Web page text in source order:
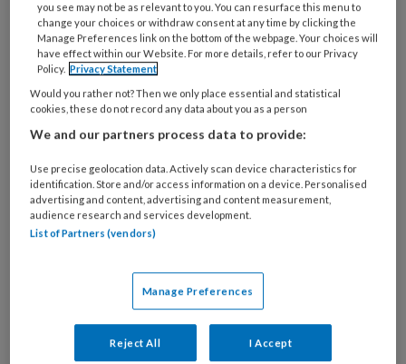
gaat de aandacht echter meestal uit naar
moeders; onderzoek naar vaders die als kind
zijn mishandeld, is schaars. Dit is zorgelijk,
aangezien vaders een steeds grotere rol
vervullen in de opvoeding en belangrijk zijn
voor zowel de ontwikkeling van hun kinderen
2025).
Om onderzoek te doen naar de relatie tussen
‘opvoedstress’ – de stress die gepaard gaat
met de taken en verantwoordelijkheden van
het ouderschap – een bruikbaar construct.
Hoewel een bepaalde mate van opvoedstress
you see may not be as relevant to you. You can resurface this menu to
change your choices or withdraw consent at any time by clicking the
Manage Preferences link on the bottom of the webpage. Your choices will
have effect within our Website. For more details, refer to our Privacy
Policy. Privacy Statement
Would you rather not? Then we only place essential and statistical
cookies, these do not record any data about you as a person
We and our partners process data to provide:
Use precise geolocation data. Actively scan device characteristics for
identification. Store and/or access information on a device. Personalised
advertising and content, advertising and content measurement,
audience research and services development.
List of Partners (vendors)
Manage Preferences
Reject All I Accept